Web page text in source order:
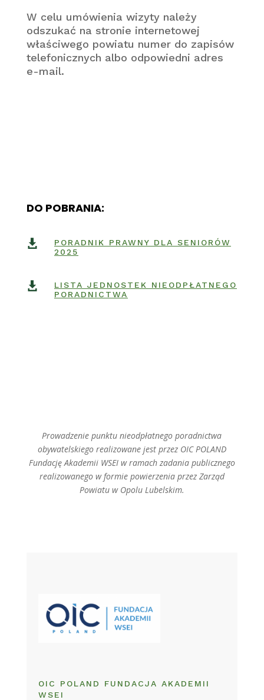
W celu umówienia wizyty należy
odszukać na stronie internetowej
właściwego powiatu numer do zapisów
telefonicznych albo odpowiedni adres
e-mail.
DO POBRANIA:

PORADNIK PRAWNY DLA SENIORÓW
2025

LISTA JEDNOSTEK NIEODPŁATNEGO
PORADNICTWA
Prowadzenie punktu nieodpłatnego poradnictwa
obywatelskiego realizowane jest przez OIC POLAND
Fundację Akademii WSEI w ramach zadania publicznego
realizowanego w formie powierzenia przez Zarząd
Powiatu w Opolu Lubelskim.
OIC POLAND FUNDACJA AKADEMII
WSEI